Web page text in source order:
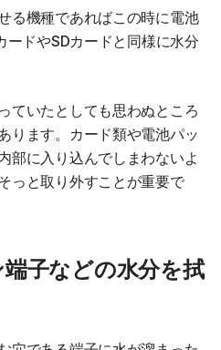
る機種であればこの時に電池
ードやSDカードと同様に水分
ていたとしても思わぬところ
ります。カード類や電池パッ
部に入り込んでしまわないよ
っと取り外すことが重要で
子などの水分を拭